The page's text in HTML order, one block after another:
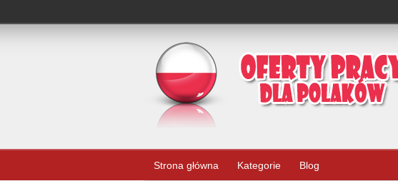
Strona główna Kategorie Blog